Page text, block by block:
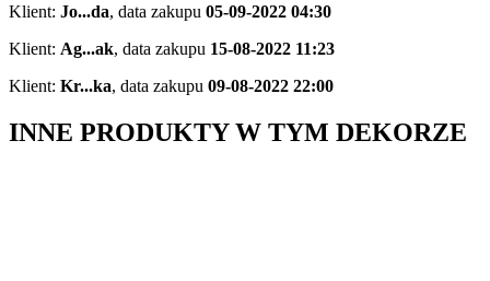
Klient: Jo...da, data zakupu 05-09-2022 04:30
Klient: Ag...ak, data zakupu 15-08-2022 11:23
Klient: Kr...ka, data zakupu 09-08-2022 22:00
INNE PRODUKTY W TYM DEKORZE